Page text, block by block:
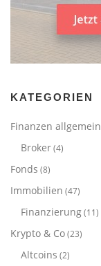
KATEGORIEN
Finanzen allgemein
Broker(4)
Fonds (8)
Immobilien (47)
Finanzierung(11)
Krypto & Co(23)
Altcoins (2)